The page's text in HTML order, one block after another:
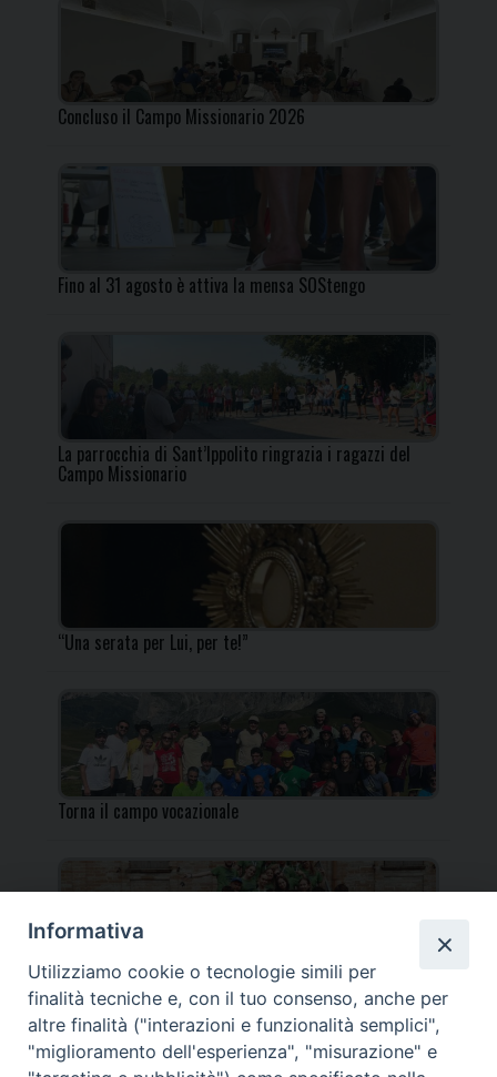
Concluso il Campo Missionario 2026
Fino al 31 agosto è attiva la mensa SOStengo
La parrocchia di Sant’Ippolito ringrazia i ragazzi del
Campo Missionario
“Una serata per Lui, per te!”
Torna il campo vocazionale
Torna il Campo Missionario Diocesano
Informativa
Utilizziamo cookie o tecnologie simili per
finalità tecniche e, con il tuo consenso, anche per
altre finalità ("interazioni e funzionalità semplici",
"miglioramento dell'esperienza", "misurazione" e